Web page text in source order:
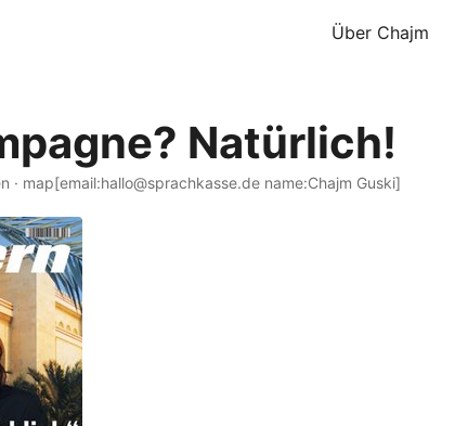
Über Chajm
Natürlich!
· map[email:hallo@sprachkasse.de name:Chajm Guski]